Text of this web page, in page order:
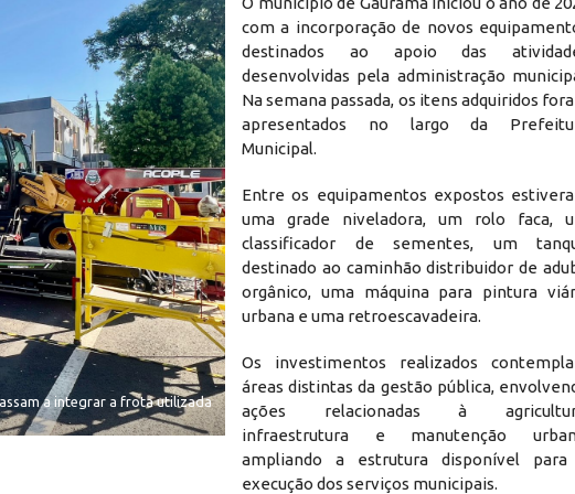
a integrar a frota utilizada
com a incorporação de novos
destinados ao apoio das
desenvolvidas pela administração
Na semana passada, os itens adquiridos
apresentados no largo da
Municipal.
Entre os equipamentos expostos
uma grade niveladora, um rolo faca,
classificador de sementes, um
destinado ao caminhão distribuidor de
orgânico, uma máquina para pintura
urbana e uma retroescavadeira.
Os investimentos realizados
áreas distintas da gestão pública,
ações relacionadas à
infraestrutura e manutenção
ampliando a estrutura disponível
execução dos serviços municipais.